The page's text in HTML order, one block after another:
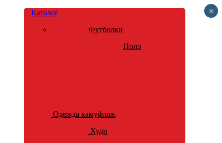
Каталог
Футболки
Поло
Одежда камуфляж
Худи
×